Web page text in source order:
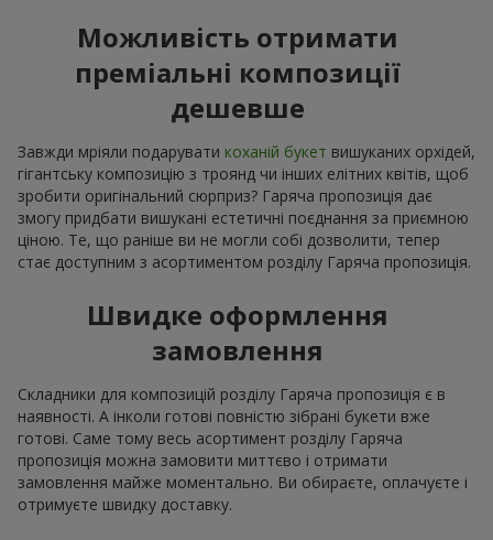
Можливість отримати
преміальні композиції
дешевше
Завжди мріяли подарувати коханій букет вишуканих орхідей,
гігантську композицію з троянд чи інших елітних квітів, щоб
зробити оригінальний сюрприз? Гаряча пропозиція дає
змогу придбати вишукані естетичні поєднання за приємною
ціною. Те, що раніше ви не могли собі дозволити, тепер
стає доступним з асортиментом розділу Гаряча пропозиція.
Швидке оформлення
замовлення
Складники для композицій розділу Гаряча пропозиція є в
наявності. А інколи готові повністю зібрані букети вже
готові. Саме тому весь асортимент розділу Гаряча
пропозиція можна замовити миттєво і отримати
замовлення майже моментально. Ви обираєте, оплачуєте і
отримуєте швидку доставку.